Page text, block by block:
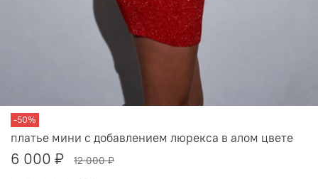
-50%
платье мини с добавлением люрекса в алом цвете
6 000 ₽ 12 000 ₽